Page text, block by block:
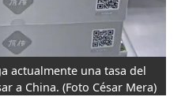
actualmente una tasa del
a China.(Foto César Mera)